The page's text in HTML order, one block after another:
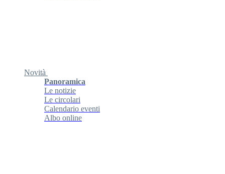
Novità
Panoramica
Le notizie
Le circolari
Calendario eventi
Albo online